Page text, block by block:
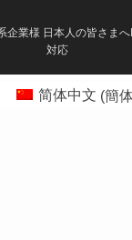
企業様 日本人の皆さま
対応
简体中文 (簡